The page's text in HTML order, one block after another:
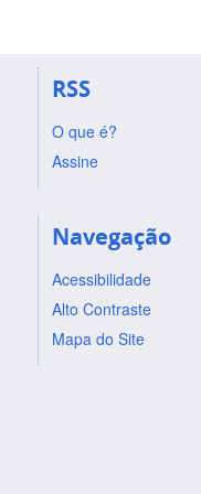
RSS
O que é?
Assine
Navegação
Acessibilidade
Alto Contraste
Mapa do Site